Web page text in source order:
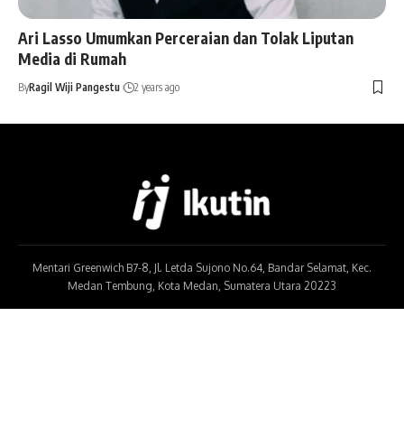
Ari Lasso Umumkan Perceraian dan Tolak Liputan
Media di Rumah
ByRagil Wiji Pangestu 2 years ago
Mentari Greenwich B7-8, Jl. Letda Sujono No.64, Bandar Selamat, Kec.
Medan Tembung, Kota Medan, Sumatera Utara 20223